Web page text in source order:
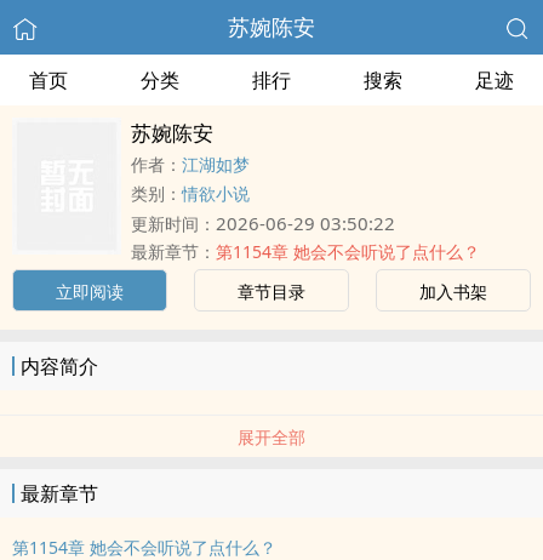
苏婉陈安
首页 分类 排行 搜索 足迹
苏婉陈安
作者： 江湖如梦
类别：情欲小说
更新时间： 2026-06-29 03:50:22
最新章节： 第1154章 她会不会听说了点什么？
立即阅读
章节目录 加入书架
内容简介
展开全部
最新章节
第1154章 她会不会听说了点什么？